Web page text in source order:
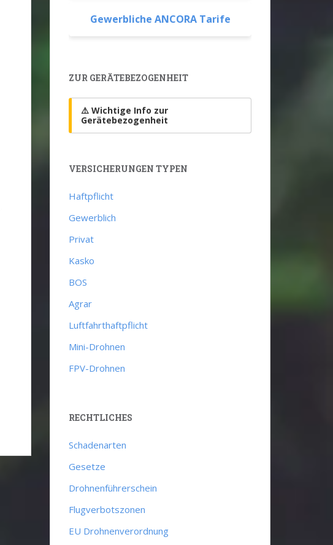
Gewerbliche ANCORA Tarife
ZUR GERÄTEBEZOGENHEIT
⚠️ Wichtige Info zur
Gerätebezogenheit
VERSICHERUNGEN TYPEN
Haftpflicht
Gewerblich
Privat
Kasko
BOS
Agrar
Luftfahrthaftpflicht
Mini-Drohnen
FPV-Drohnen
RECHTLICHES
Schadenarten
Gesetze
Drohnenführerschein
Flugverbotszonen
EU Drohnenverordnung